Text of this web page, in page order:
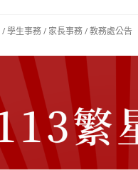
/學生事務/ 家長事務/教務處公告